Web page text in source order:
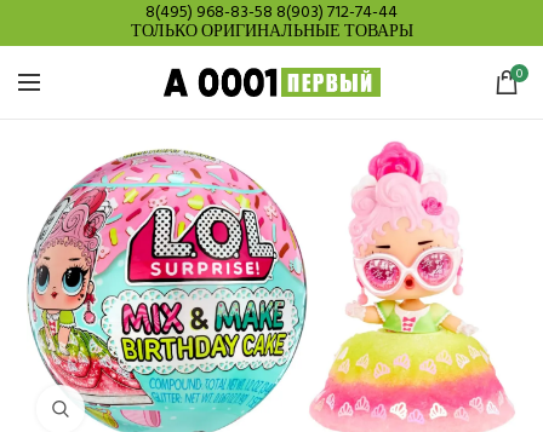
8(495) 968-83-58 8(903) 712-74-44
ТОЛЬКО ОРИГИНАЛЬНЫЕ ТОВАРЫ
0
Нажмите для увеличения